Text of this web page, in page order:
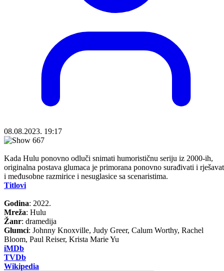
08.08.2023. 19:17
Kada Hulu ponovno odluči snimati humorističnu seriju iz 2000-ih,
originalna postava glumaca je primorana ponovno surađivati i
i međusobne razmirice i nesuglasice sa scenaristima.
Titlovi
Godina: 2022.
Mreža: Hulu
Žanr: dramedija
Glumci: Johnny Knoxville, Judy Greer, Calum Worthy, Rachel
Bloom, Paul Reiser, Krista Marie Yu
iMDb
TVDb
Wikipedia